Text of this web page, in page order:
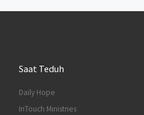
Saat Teduh
Daily Hope
InTouch Ministries